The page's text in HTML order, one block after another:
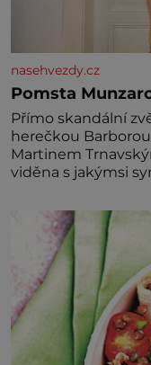
nasehvezdy.cz
Pomsta
Přímo skandální
herečkou
Martinem
viděna s jakýmsi